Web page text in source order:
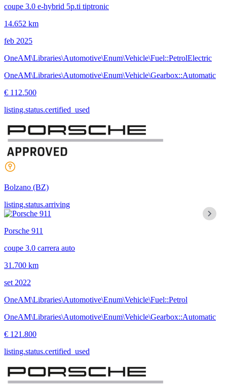
coupe 3.0 e-hybrid 5p.ti tiptronic
14.652 km
feb 2025
OneAM\Libraries\Automotive\Enum\Vehicle\Fuel::PetrolElectric
OneAM\Libraries\Automotive\Enum\Vehicle\Gearbox::Automatic
€ 112.500
listing.status.certified_used
Bolzano (BZ)
listing.status.arriving
Porsche 911
coupe 3.0 carrera auto
31.700 km
set 2022
OneAM\Libraries\Automotive\Enum\Vehicle\Fuel::Petrol
OneAM\Libraries\Automotive\Enum\Vehicle\Gearbox::Automatic
€ 121.800
listing.status.certified_used